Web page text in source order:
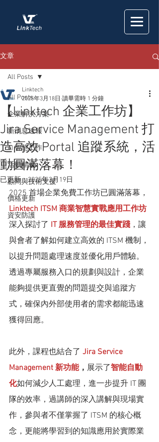
文章
All Posts
企業解決方案
新消息速報
AI 智慧工作
活動精選
顧問與技術支援
價格更新
資安防護
All Posts
【Linktech 企業工作坊】
Jira Service Management 打
造高效 Portal 追蹤系統，活
動圓滿落幕！
Linktech
2025年3月18日 讀畢需時 1 分鐘
已更新：2025年3月19日
2025 首場企業免費工作坊已圓滿落幕，
Linktech ITSM 商業智慧實戰應用工作坊
深入探討了 IT 服務管理的最佳實踐 ，讓
與會者了解如何建立高效的 ITSM 機制，
以提升問題處理速度並優化用戶體驗。
透過專屬服務入口的規劃與設計，企業
能夠提供更直覺的問題提交與追蹤方
式，確保內外部使用者的需求都能迅速
獲得回應。
此外，課程也結合了 Jira Service
Management 新功能， 展示了智能自動
化如何減少人工處理，進一步提升 IT 團
隊的效率，過講師的深入講解與現場實
作，參與者不僅掌握了 ITSM 的核心概
念，更能將學習到的知識應用於實際業